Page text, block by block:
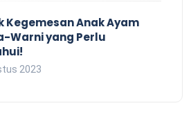
Kegemesan Anak Ayam
Warni yang Perlu
2023